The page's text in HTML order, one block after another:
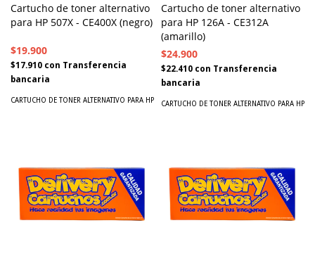
Cartucho de toner alternativo
para HP 507X - CE400X (negro)
$19.900
$17.910 con Transferencia
bancaria
CARTUCHO DE TONER ALTERNATIVO PARA HP
Cartucho de toner alternativo
para HP 126A - CE312A
(amarillo)
$24.900
$22.410 con Transferencia
bancaria
CARTUCHO DE TONER ALTERNATIVO PARA HP